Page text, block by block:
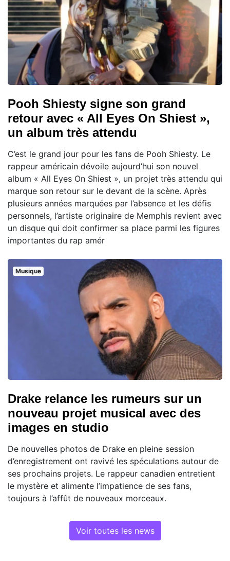
Pooh Shiesty signe son grand
retour avec « All Eyes On Shiest »,
un album très attendu
C’est le grand jour pour les fans de Pooh Shiesty. Le
rappeur américain dévoile aujourd’hui son nouvel
album « All Eyes On Shiest », un projet très attendu qui
marque son retour sur le devant de la scène. Après
plusieurs années marquées par l’absence et les défis
personnels, l’artiste originaire de Memphis revient avec
un disque qui doit confirmer sa place parmi les figures
importantes du rap amér
Musique
Drake relance les rumeurs sur un
nouveau projet musical avec des
images en studio
De nouvelles photos de Drake en pleine session
d’enregistrement ont ravivé les spéculations autour de
ses prochains projets. Le rappeur canadien entretient
le mystère et alimente l’impatience de ses fans,
toujours à l’affût de nouveaux morceaux.
Voir toutes les news